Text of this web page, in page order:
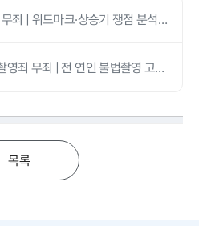
죄 | 위드마크·상승기 쟁점 분석으
영죄 무죄 | 전 연인 불법촬영 고소
목록